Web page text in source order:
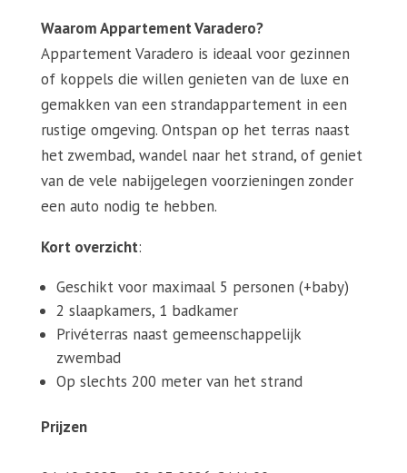
Waarom Appartement Varadero?
Appartement Varadero is ideaal voor gezinnen
of koppels die willen genieten van de luxe en
gemakken van een strandappartement in een
rustige omgeving. Ontspan op het terras naast
het zwembad, wandel naar het strand, of geniet
van de vele nabijgelegen voorzieningen zonder
een auto nodig te hebben.
Kort overzicht:
Geschikt voor maximaal 5 personen (+baby)
2 slaapkamers, 1 badkamer
Privéterras naast gemeenschappelijk
zwembad
Op slechts 200 meter van het strand
Prijzen